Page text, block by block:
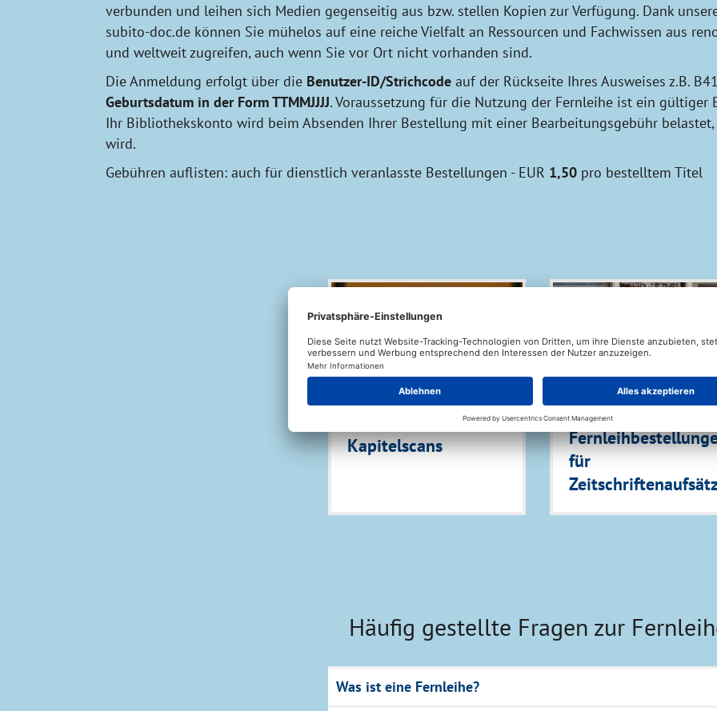
verbunden und leihen sich Medien gegenseitig aus bzw. stellen Kopien zur Verfügung. Dank
subito-doc.de können Sie mühelos auf eine reiche Vielfalt an Ressourcen und Fachwissen aus
und weltweit zugreifen, auch wenn Sie vor Ort nicht vorhanden sind.
Die Anmeldung erfolgt über die Benutzer-ID/Strichcode auf der Rückseite Ihres Ausweises z.B.
Geburtsdatum in der Form TTMMJJJJ. Voraussetzung für die Nutzung der Fernleihe ist ein
Ihr Bibliothekskonto wird beim Absenden Ihrer Bestellung mit einer Bearbeitungsgebühr
wird.
Gebühren auflisten: auch für dienstlich veranlasste Bestellungen - EUR 1,50 pro bestelltem Titel
Fernleihbestellungen
Kapitelscans
für
Häufig gestellte Fragen zur
Was ist eine Fernleihe?